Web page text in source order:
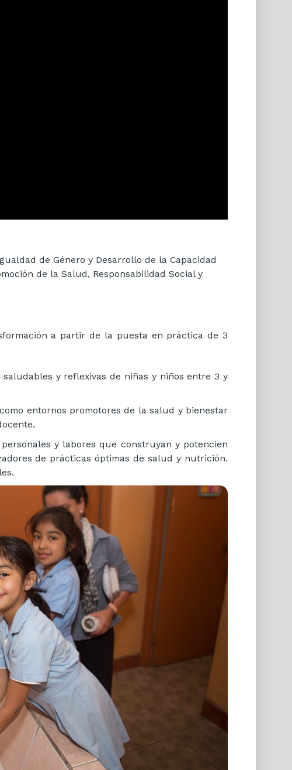
de Género y Desarrollo de la Capacidad
de la Salud, Responsabilidad Social y
a partir de la puesta en práctica de 3
y reflexivas de niñas y niños entre 3 y
entornos promotores de la salud y bienestar
y labores que construyan y potencien
de prácticas óptimas de salud y nutrición.